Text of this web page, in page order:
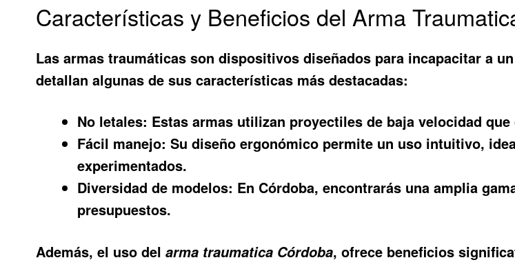
Características y Beneficios del Arma
Las armas traumáticas son dispositivos diseñados para incapacitar a
detallan algunas de sus características más destacadas:
No letales: Estas armas utilizan proyectiles de baja velocidad
Fácil manejo: Su diseño ergonómico permite un uso intuitivo,
experimentados.
Diversidad de modelos: En Córdoba, encontrarás una amplia
presupuestos.
Además, el uso delarma traumatica Córdoba, ofrece beneficios